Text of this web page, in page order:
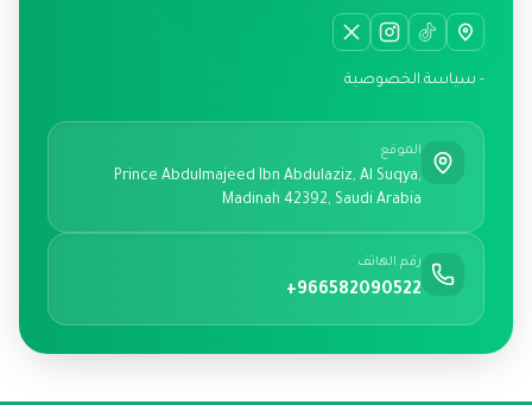
- سياسة الخصوصية
الموقع
Prince Abdulmajeed Ibn Abdulaziz, Al Suqya,
Madinah 42392, Saudi Arabia
رقم الهاتف
+966582090522